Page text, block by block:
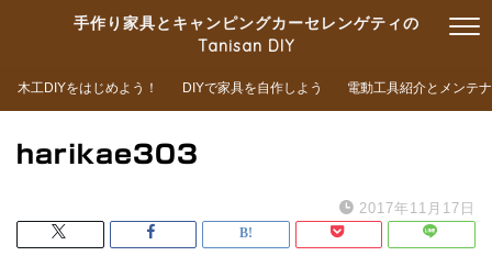
手作り家具とキャンピングカーセレンゲティの
Tanisan DIY
木工DIYをはじめよう！ DIYで家具を自作しよう 電動工具紹介とメンテ
harikae303
2017年11月17日